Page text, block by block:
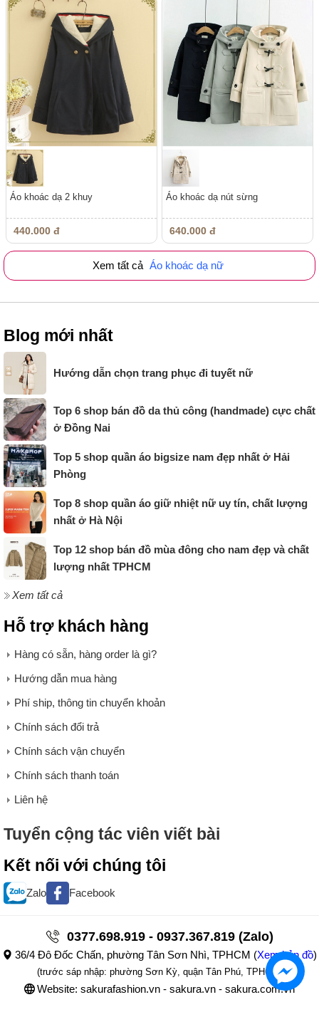
Áo khoác dạ 2 khuy
440.000 đ
Áo khoác dạ nút sừng
640.000 đ
Xem tất cả Áo khoác dạ nữ
Blog mới nhất
Hướng dẫn chọn trang phục đi tuyết nữ
Top 6 shop bán đồ da thủ công (handmade) cực chất
ở Đồng Nai
Top 5 shop quần áo bigsize nam đẹp nhất ở Hải
Phòng
Top 8 shop quần áo giữ nhiệt nữ uy tín, chất lượng
nhất ở Hà Nội
Top 12 shop bán đồ mùa đông cho nam đẹp và chất
lượng nhất TPHCM
Xem tất cả
Hỗ trợ khách hàng
Hàng có sẵn, hàng order là gì?
Hướng dẫn mua hàng
Phí ship, thông tin chuyển khoản
Chính sách đổi trả
Chính sách vận chuyển
Chính sách thanh toán
Liên hệ
Tuyển cộng tác viên viết bài
Kết nối với chúng tôi
Zalo Facebook
0377.698.919 - 0937.367.819 (Zalo)
36/4 Đô Đốc Chấn, phường Tân Sơn Nhì, TPHCM (Xem bản đồ)
(trước sáp nhập: phường Sơn Kỳ, quận Tân Phú, TPHCM)
Website: sakurafashion.vn - sakura.vn - sakura.com.vn